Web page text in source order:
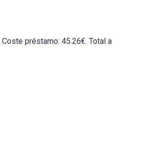
préstamo: 45.26€. Total a